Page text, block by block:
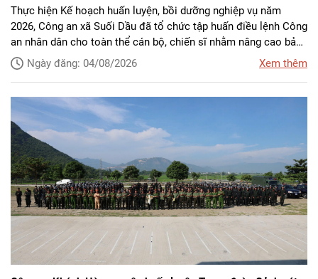
Thực hiện Kế hoạch huấn luyện, bồi dưỡng nghiệp vụ năm
2026, Công an xã Suối Dầu đã tổ chức tập huấn điều lệnh Công
an nhân dân cho toàn thể cán bộ, chiến sĩ nhằm nâng cao bản
lĩnh chính trị, ý thức tổ chức kỷ luật, trình độ chuyên môn,
nghiệp vụ và khả năng sẵn sàng chiến đấu.
Ngày đăng: 04/08/2026 Xem thêm